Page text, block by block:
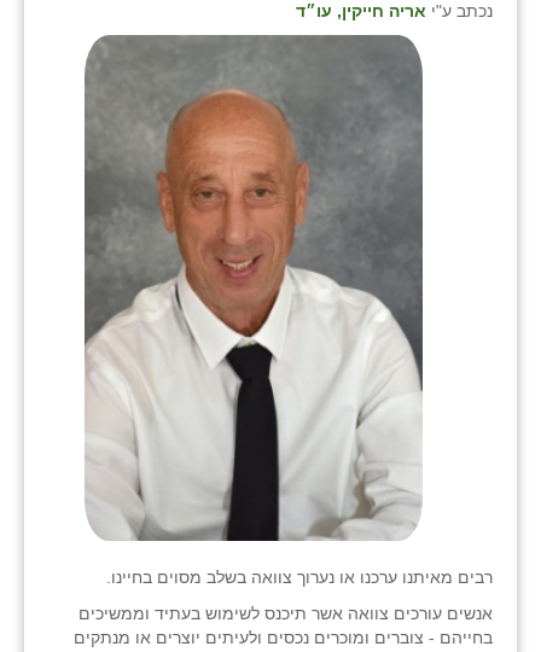
נכתב ע"י אריה חייקין, עו״ד
רבים מאיתנו ערכנו או נערוך צוואה בשלב מסוים בחיינו.
אנשים עורכים צוואה אשר תיכנס לשימוש בעתיד וממשיכים
בחייהם - צוברים ומוכרים נכסים ולעיתים יוצרים או מנתקים